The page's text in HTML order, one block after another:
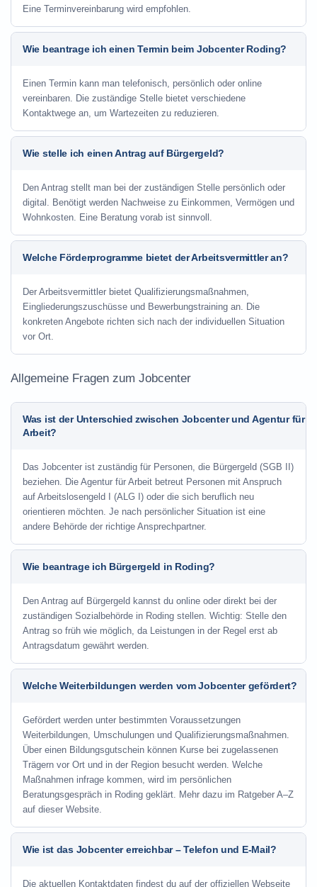
Eine Terminvereinbarung wird empfohlen.
Wie beantrage ich einen Termin beim Jobcenter Roding?
Einen Termin kann man telefonisch, persönlich oder online
vereinbaren. Die zuständige Stelle bietet verschiedene
Kontaktwege an, um Wartezeiten zu reduzieren.
Wie stelle ich einen Antrag auf Bürgergeld?
Den Antrag stellt man bei der zuständigen Stelle persönlich oder
digital. Benötigt werden Nachweise zu Einkommen, Vermögen und
Wohnkosten. Eine Beratung vorab ist sinnvoll.
Welche Förderprogramme bietet der Arbeitsvermittler an?
Der Arbeitsvermittler bietet Qualifizierungsmaßnahmen,
Eingliederungszuschüsse und Bewerbungstraining an. Die
konkreten Angebote richten sich nach der individuellen Situation
vor Ort.
Allgemeine Fragen zum Jobcenter
Was ist der Unterschied zwischen Jobcenter und Agentur für
Arbeit?
Das Jobcenter ist zuständig für Personen, die Bürgergeld (SGB II)
beziehen. Die Agentur für Arbeit betreut Personen mit Anspruch
auf Arbeitslosengeld I (ALG I) oder die sich beruflich neu
orientieren möchten. Je nach persönlicher Situation ist eine
andere Behörde der richtige Ansprechpartner.
Wie beantrage ich Bürgergeld in Roding?
Den Antrag auf Bürgergeld kannst du online oder direkt bei der
zuständigen Sozialbehörde in Roding stellen. Wichtig: Stelle den
Antrag so früh wie möglich, da Leistungen in der Regel erst ab
Antragsdatum gewährt werden.
Welche Weiterbildungen werden vom Jobcenter gefördert?
Gefördert werden unter bestimmten Voraussetzungen
Weiterbildungen, Umschulungen und Qualifizierungsmaßnahmen.
Über einen Bildungsgutschein können Kurse bei zugelassenen
Trägern vor Ort und in der Region besucht werden. Welche
Maßnahmen infrage kommen, wird im persönlichen
Beratungsgespräch in Roding geklärt. Mehr dazu im Ratgeber A–Z
auf dieser Website.
Wie ist das Jobcenter erreichbar – Telefon und E-Mail?
Die aktuellen Kontaktdaten findest du auf der offiziellen Webseite